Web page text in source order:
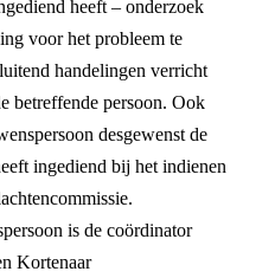
heeft – onderzoek
voor het probleem te
handelingen verricht
betreffende persoon. Ook
desgewenst de
ingediend bij het indienen
is de coördinator
Kortenaar